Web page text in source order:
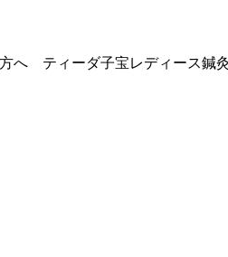
へ ティーダ子宝レディース鍼